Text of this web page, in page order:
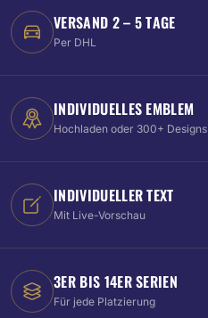
VERSAND 2 – 5 TAGE
Per DHL
INDIVIDUELLES EMBLEM
Hochladen oder 300+ Designs
INDIVIDUELLER TEXT
Mit Live-Vorschau
3ER BIS 14ER SERIEN
Für jede Platzierung